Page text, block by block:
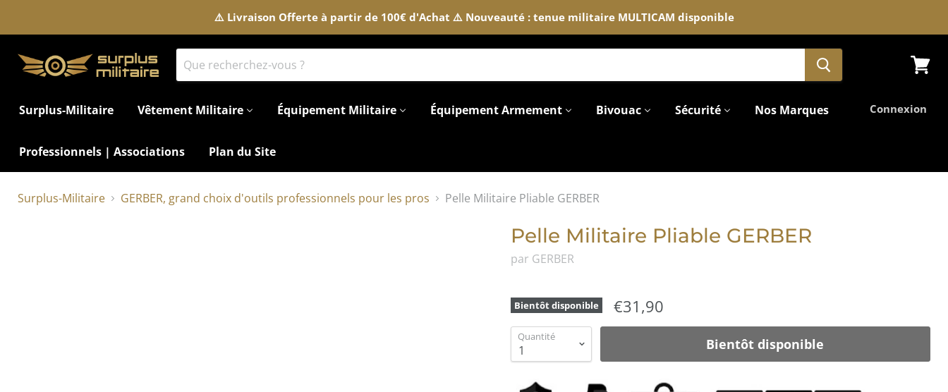
⚠️ Livraison Offerte à partir de 100€ d'Achat ⚠️ Nouveauté : tenue militaire MULTICAM disponible
panier
Surplus-Militaire Vêtement Militaire Équipement Militaire Équipement Armement Bivouac Sécurité Nos Marques
Professionnels | Associations Plan du Site
Connexion
Surplus-Militaire GERBER, grand choix d'outils professionnels pour les pros Pelle Militaire Pliable GERBER
Pelle Militaire Pliable GERBER
par GERBER
Bientôt disponible €31,90
Quantité Bientôt disponible